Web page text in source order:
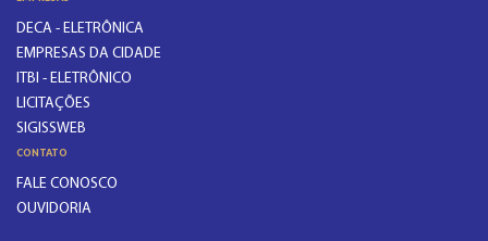
DECA - ELETRÔNICA
EMPRESAS DA CIDADE
ITBI - ELETRÔNICO
LICITAÇÕES
SIGISSWEB
CONTATO
FALE CONOSCO
OUVIDORIA